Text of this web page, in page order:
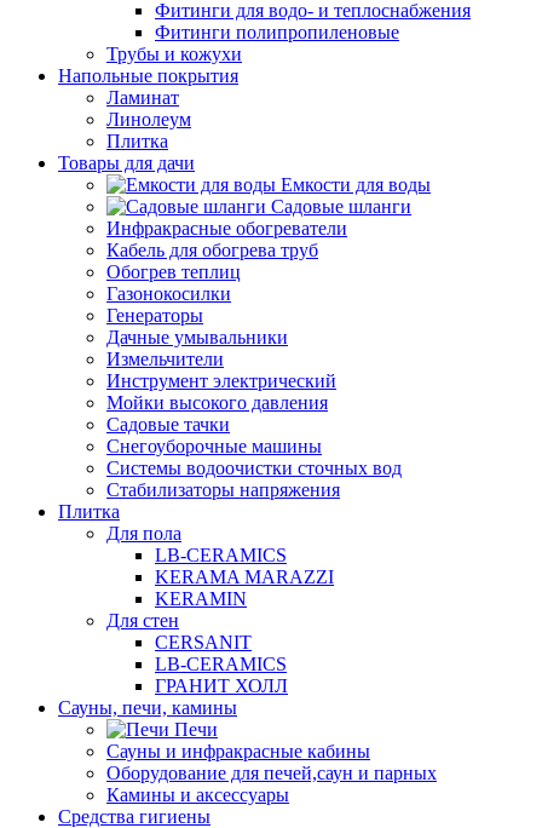
Фитинги для водо- и теплоснабжения
Фитинги полипропиленовые
Трубы и кожухи
Напольные покрытия
Ламинат
Линолеум
Плитка
Товары для дачи
Емкости для воды
Садовые шланги
Инфракрасные обогреватели
Кабель для обогрева труб
Обогрев теплиц
Газонокосилки
Генераторы
Дачные умывальники
Измельчители
Инструмент электрический
Мойки высокого давления
Садовые тачки
Снегоуборочные машины
Системы водоочистки сточных вод
Стабилизаторы напряжения
Плитка
Для пола
LB-CERAMICS
KERAMA MARAZZI
KERAMIN
Для стен
CERSANIT
LB-CERAMICS
ГРАНИТ ХОЛЛ
Сауны, печи, камины
Печи
Сауны и инфракрасные кабины
Оборудование для печей,саун и парных
Камины и аксессуары
Средства гигиены